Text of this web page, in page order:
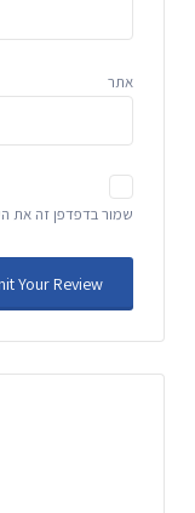
אתר
שמור בדפדפן זה את